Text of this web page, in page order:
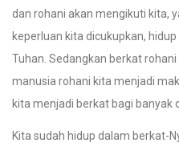
dan rohani akan mengikuti kita,
keperluan kita dicukupkan,
Tuhan. Sedangkan berkat
manusia rohani kita menjadi
kita menjadi berkat bagi banyak
Kita sudah hidup dalam berkat-